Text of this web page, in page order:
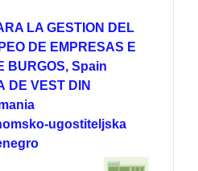
LA GESTION DEL
DE EMPRESAS E
BURGOS, Spain
DE VEST DIN
ugostiteljska